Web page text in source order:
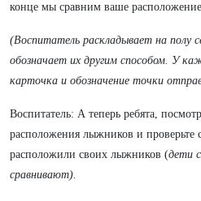
конце мы сравним ваше
(Воспитатель раскладывает на полу
обозначает их другим способом. У
карточка и обозначение точки
Воспитатель: А теперь ребята,
расположения лыжников и проверьте
расположили своих лыжников (дети
сравнивают).